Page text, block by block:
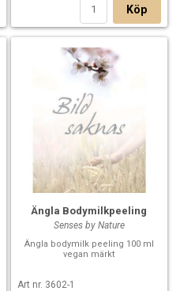
Köp
Ängla Bodymilkpeeling
Senses by Nature
Ängla bodymilk peeling 100 ml
vegan märkt
Art nr. 3602-1